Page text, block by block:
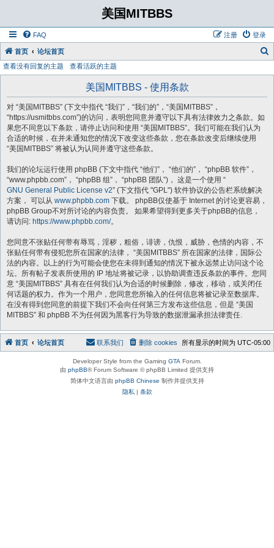
美国MITBBS
FAQ 登录
注册
首页 论坛首页
查看没有回复的主题 查看活跃的主题
美国MITBBS - 使用条款
对 “美国MITBBS” (下文中指代 “我们”，“我们的”，“美国MITBBS”，
“https://usmitbbs.com”)的访问，表明您同意并遵守以下具有法律效力之条款。如
果您不同意以下条款，请停止访问和使用 “美国MITBBS”。我们可能在我们认为
合适的时候，在并未通知您的情况下改变这些条款，您在条款改变后继续使用
“美国MITBBS” 将被认为认同并遵守这些条款。
我们的论坛运行使用 phpBB (下文中指代 “他们”， “他们的”， “phpBB 软件”，
“www.phpbb.com”， “phpBB 组”， “phpBB 团队”)， 这是一个使用 “
GNU General Public License v2” (下文指代 "GPL") 软件协议的公告栏系统解决
方案， 可以从 www.phpbb.com 下载。 phpBB仅使基于 Internet 的讨论更容易，
phpBB Group不对所讨论的内容负责。 如果希望得到更多关于phpBB的信息，
请访问: https://www.phpbb.com/。
您同意不张贴任何带有辱骂，淫秽，粗俗，诽谤，仇恨，威胁，色情的内容，不
张贴任何带有侵犯您所在国家的法律， “美国MITBBS” 所在国家的法律，国际公
法的内容。以上的行为可能会使您在未得到通知的情况下被永远禁止访问这个论
坛。所有帖子发表所使用的 IP 地址将被记录，以协助调查违反条款的事件。您同
意 “美国MITBBS” 具有在任何我们认为合适的时候删除，修改，移动，或关闭任
何话题的权力。作为一个用户，您同意您所输入的任何信息将被记录至数据库。
在没有得到您同意的前提下我们不会向任何第三方发布这些信息，但是 “美国
MITBBS” 和 phpBB 不为任何因为黑客行为导致的数据泄漏承担法律责任.
首页 论坛首页 所有显示的时间为 UTC-05:00
删除 cookies
联系我们
Developer Style from the Gaming GTA Forum.
由 phpBB® Forum Software © phpBB Limited 提供支持
简体中文语言由 phpBB Chinese 制作并提供支持
隐私 | 条款